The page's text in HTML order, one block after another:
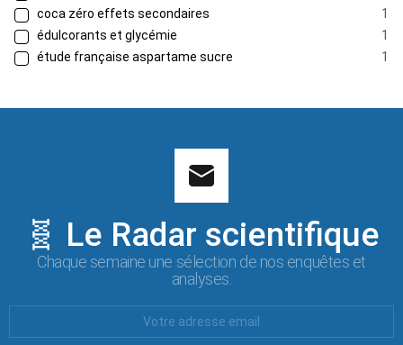
coca zéro effets secondaires
1
édulcorants et glycémie
1
étude française aspartame sucre
1
🧬 Le Radar scientifique
Chaque semaine une sélection de nos enquêtes et
analyses.
: